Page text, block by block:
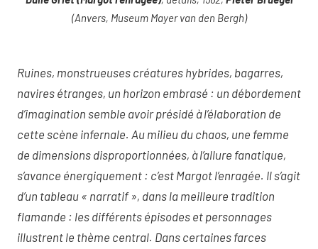
(Anvers, Museum Mayer van den Bergh)
Ruines, monstrueuses créatures hybrides, bagarres,
navires étranges, un horizon embrasé : un débordement
d’imagination semble avoir présidé à l’élaboration de
cette scène infernale. Au milieu du chaos, une femme
de dimensions disproportionnées, à l’allure fanatique,
s’avance énergiquement : c’est Margot l’enragée. Il s’agit
d’un tableau « narratif », dans la meilleure tradition
flamande : les différents épisodes et personnages
illustrent le thème central. Dans certaines farces